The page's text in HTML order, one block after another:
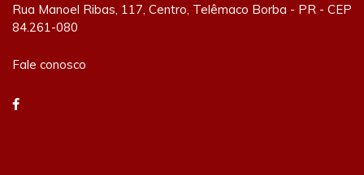
Rua Manoel Ribas, 117, Centro, Telêmaco Borba - PR - CEP
84.261-080
Fale conosco